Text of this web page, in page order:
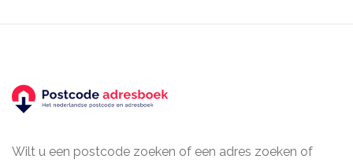
Wilt u een postcode zoeken of een adres zoeken of